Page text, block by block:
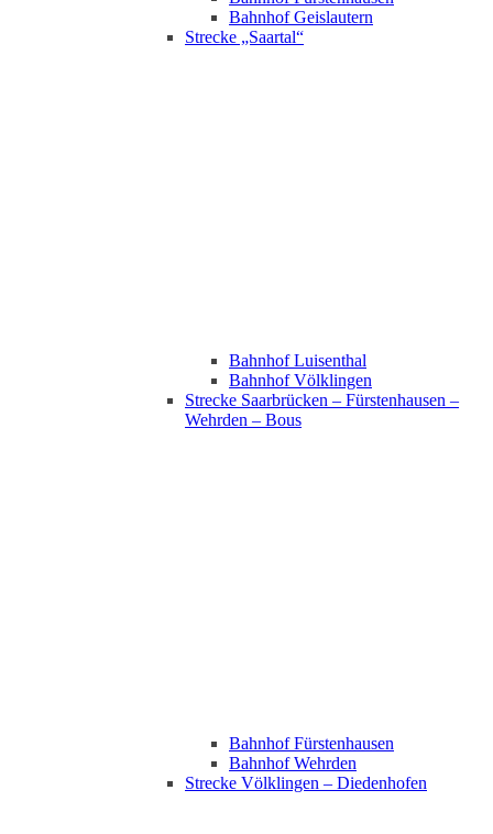
Bahnhof Geislautern
Strecke „Saartal“
Bahnhof Luisenthal
Bahnhof Völklingen
Strecke Saarbrücken – Fürstenhausen –
Wehrden – Bous
Bahnhof Fürstenhausen
Bahnhof Wehrden
Strecke Völklingen – Diedenhofen